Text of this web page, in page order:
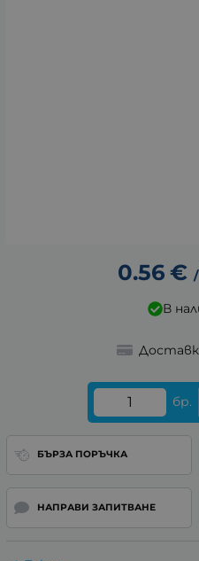
0.56 € /
В
бр.
БЪРЗА ПОРЪЧКА
НАПРАВИ ЗАПИТВАНЕ